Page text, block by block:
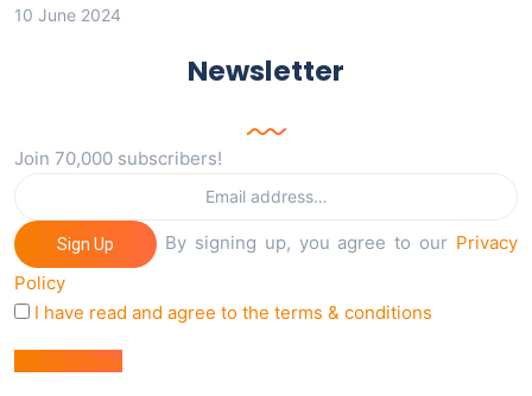
10 June 2024
Newsletter
Join 70,000 subscribers!
Sign Up By signing up, you agree to our Privacy
Policy
I have read and agree to the terms & conditions
Berita Utama